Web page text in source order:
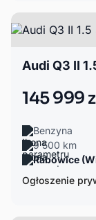
Audi Q3 II
145 999
Benzyna
9 500 km
Rabowice
Ogłoszenie